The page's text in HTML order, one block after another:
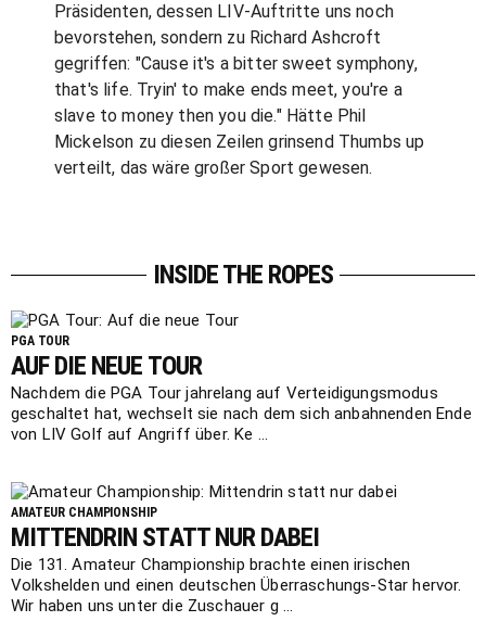
Präsidenten, dessen LIV-Auftritte uns noch
bevorstehen, sondern zu Richard Ashcroft
gegriffen: "Cause it's a bitter sweet symphony,
that's life. Tryin' to make ends meet, you're a
slave to money then you die." Hätte Phil
Mickelson zu diesen Zeilen grinsend Thumbs up
verteilt, das wäre großer Sport gewesen.
INSIDE THE ROPES
PGA TOUR
AUF DIE NEUE TOUR
Nachdem die PGA Tour jahrelang auf Verteidigungsmodus
geschaltet hat, wechselt sie nach dem sich anbahnenden Ende
von LIV Golf auf Angriff über. Ke ...
AMATEUR CHAMPIONSHIP
MITTENDRIN STATT NUR DABEI
Die 131. Amateur Championship brachte einen irischen
Volkshelden und einen deutschen Überraschungs-Star hervor.
Wir haben uns unter die Zuschauer g ...